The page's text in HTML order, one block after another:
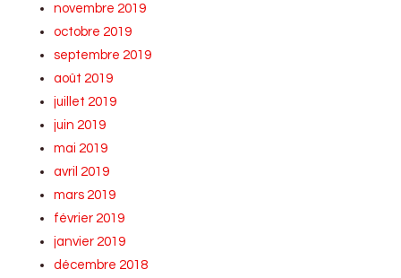
novembre 2019
octobre 2019
septembre 2019
août 2019
juillet 2019
juin 2019
mai 2019
avril 2019
mars 2019
février 2019
janvier 2019
décembre 2018